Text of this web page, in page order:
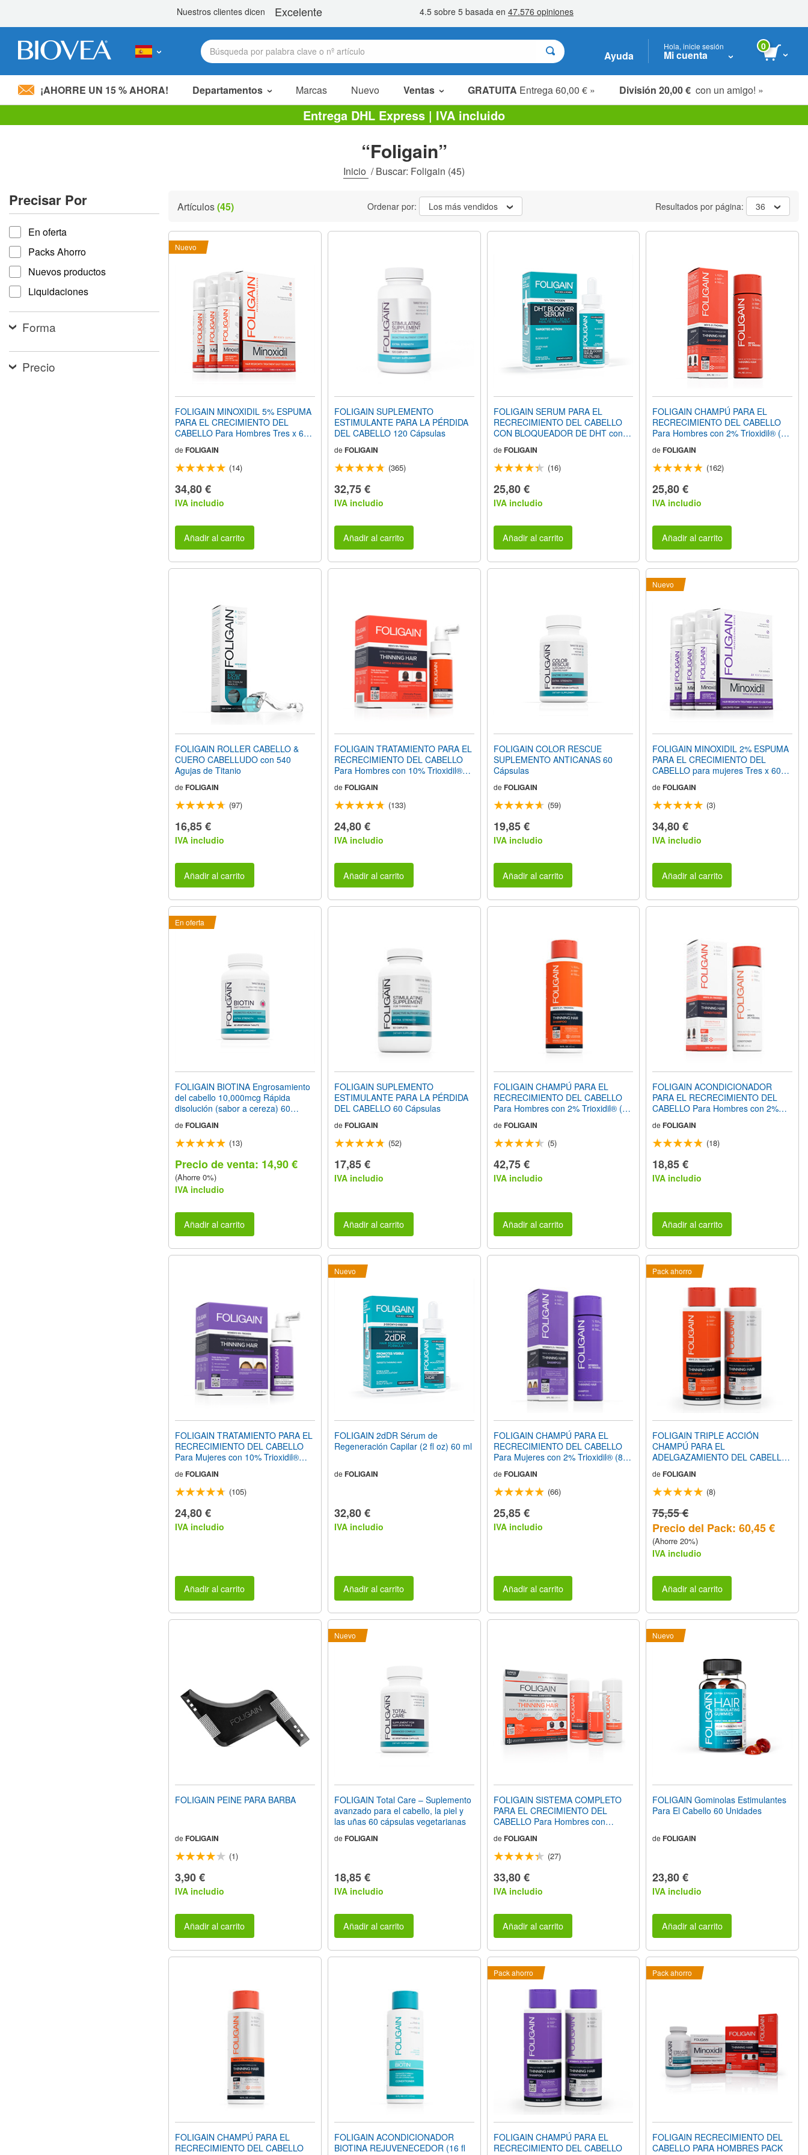
Nota:
accesibilidad.
Presione
Control-
F11
para
ajustar
sitio
web
personas
discapacidad
visual
Ayuda
Hola, inicie sesión
Mi cuenta
0
¡AHORRE UN 15 % AHORA! Departamentos Marcas Nuevo Ventas GRATUITA Entrega 60,00 € » División 20,00 € con un amigo! »
Artículos en oferta
Packs Ahorro
Liquidaciones
Entrega DHL Express | IVA incluido
“Foligain”
Inicio /Buscar: Foligain (45)
Precisar Por
Precisar por
En oferta
Packs Ahorro
Nuevos productos
Liquidaciones
Forma
Precio
Artículos(45) Ordenar por: Los más vendidos Resultados por página: 36
Nuevo
FOLIGAIN MINOXIDIL 5% ESPUMA
PARA EL CRECIMIENTO DEL
CABELLO Para Hombres Tres x 60
de 3 Meses
de FOLIGAIN
(14)
34,80 €
IVA includio
Añadir al carrito
FOLIGAIN SUPLEMENTO
ESTIMULANTE PARA LA PÉRDIDA
DEL CABELLO 120 Cápsulas
de FOLIGAIN
(365)
32,75 €
IVA includio
Añadir al carrito
FOLIGAIN SERUM PARA EL
RECRECIMIENTO DEL CABELLO
CON BLOQUEADOR DE DHT con
de FOLIGAIN
(16)
25,80 €
IVA includio
Añadir al carrito
FOLIGAIN CHAMPÚ PARA EL
RECRECIMIENTO DEL CABELLO
Para Hombres con 2% Trioxidil® (8
de FOLIGAIN
(162)
25,80 €
IVA includio
Añadir al carrito
FOLIGAIN ROLLER CABELLO &
CUERO CABELLUDO con 540
Agujas de Titanio
de FOLIGAIN
(97)
16,85 €
IVA includio
Añadir al carrito
FOLIGAIN TRATAMIENTO PARA EL
RECRECIMIENTO DEL CABELLO
Para Hombres con 10% Trioxidil®
de FOLIGAIN
(133)
24,80 €
IVA includio
Añadir al carrito
FOLIGAIN COLOR RESCUE
SUPLEMENTO ANTICANAS 60
Cápsulas
de FOLIGAIN
(59)
19,85 €
IVA includio
Añadir al carrito
Nuevo
FOLIGAIN MINOXIDIL 2% ESPUMA
PARA EL CRECIMIENTO DEL
CABELLO para mujeres Tres x 60
suministro
de FOLIGAIN
(3)
34,80 €
IVA includio
Añadir al carrito
En oferta
FOLIGAIN BIOTINA Engrosamiento
del cabello 10,000mcg Rápida
disolución (sabor a cereza) 60
de FOLIGAIN
(13)
Precio de venta: 14,90 €
(Ahorre 0%)
IVA includio
Añadir al carrito
FOLIGAIN SUPLEMENTO
ESTIMULANTE PARA LA PÉRDIDA
DEL CABELLO 60 Cápsulas
de FOLIGAIN
(52)
17,85 €
IVA includio
Añadir al carrito
FOLIGAIN CHAMPÚ PARA EL
RECRECIMIENTO DEL CABELLO
Para Hombres con 2% Trioxidil® (16
de FOLIGAIN
(5)
42,75 €
IVA includio
Añadir al carrito
FOLIGAIN ACONDICIONADOR
PARA EL RECRECIMIENTO DEL
CABELLO Para Hombres con 2%
de FOLIGAIN
(18)
18,85 €
IVA includio
Añadir al carrito
FOLIGAIN TRATAMIENTO PARA EL
RECRECIMIENTO DEL CABELLO
Para Mujeres con 10% Trioxidil®
de FOLIGAIN
(105)
24,80 €
IVA includio
Añadir al carrito
Nuevo
FOLIGAIN 2dDR Sérum de
Regeneración Capilar (2 fl oz) 60 ml
de FOLIGAIN
32,80 €
IVA includio
Añadir al carrito
FOLIGAIN CHAMPÚ PARA EL
RECRECIMIENTO DEL CABELLO
Para Mujeres con 2% Trioxidil® (8 fl
de FOLIGAIN
(66)
25,85 €
IVA includio
Añadir al carrito
Pack ahorro
FOLIGAIN TRIPLE ACCIÓN
CHAMPÚ PARA EL
ADELGAZAMIENTO DEL CABELLO
(16oz) 473ml + FOLIGAIN TRIPLE
ACCIÓN ACONDICIONADOR PARA
EL ADELGAZAMIENTO DEL
CABELLO Para Hombres con 2%
Trioxidil® (16oz) 473ml PACK
AHORRO
de FOLIGAIN
(8)
75,55 €
Precio del Pack: 60,45 €
(Ahorre 20%)
IVA includio
Añadir al carrito
FOLIGAIN PEINE PARA BARBA
de FOLIGAIN
(1)
3,90 €
IVA includio
Añadir al carrito
Nuevo
FOLIGAIN Total Care – Suplemento
avanzado para el cabello, la piel y
las uñas 60 cápsulas vegetarianas
de FOLIGAIN
18,85 €
IVA includio
Añadir al carrito
FOLIGAIN SISTEMA COMPLETO
PARA EL CRECIMIENTO DEL
CABELLO Para Hombres con
prueba)
de FOLIGAIN
(27)
33,80 €
IVA includio
Añadir al carrito
Nuevo
FOLIGAIN Gominolas Estimulantes
Para El Cabello 60 Unidades
de FOLIGAIN
23,80 €
IVA includio
Añadir al carrito
FOLIGAIN CHAMPÚ PARA EL
RECRECIMIENTO DEL CABELLO
FOLIGAIN ACONDICIONADOR
BIOTINA REJUVENECEDOR (16 fl
Pack ahorro
FOLIGAIN CHAMPÚ PARA EL
RECRECIMIENTO DEL CABELLO
Pack ahorro
FOLIGAIN RECRECIMIENTO DEL
CABELLO PARA HOMBRES PACK